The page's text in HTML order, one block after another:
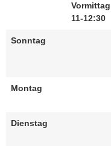
11-12:30
Sonntag
Montag
Dienstag